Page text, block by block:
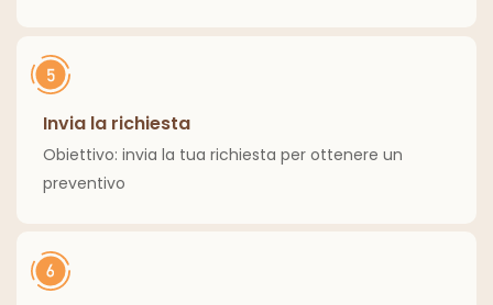
Invia la richiesta
Obiettivo: invia la tua richiesta per ottenere un
preventivo